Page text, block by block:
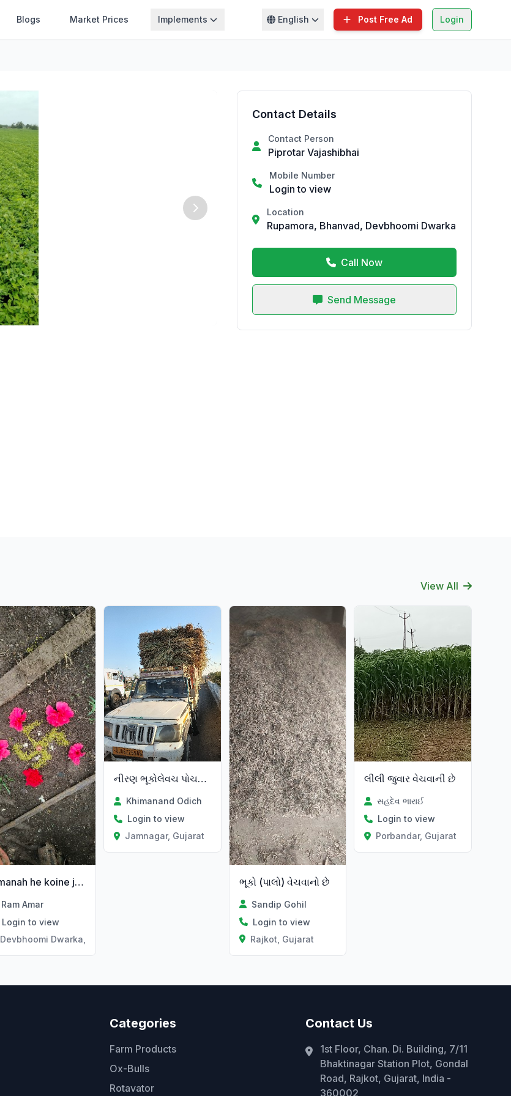
Blogs Market Prices Implements English Post Free Ad Login
Contact Details
Contact Person
Piprotar Vajashibhai
Mobile Number
Login to view
Location
Rupamora, Bhanvad, Devbhoomi Dwarka
Call Now
Send Message
View All
4 manah he koine jarur hoito
Ram Amar
Login to view
Devbhoomi Dwarka, Gujarat
નીરણ ભૂકોલેવચ પોચના ભાવમા જામનગર
Khimanand Odich
Login to view
Jamnagar, Gujarat
ભૂકો (પાલો) વેચવાનો છે
Sandip Gohil
Login to view
Rajkot, Gujarat
લીલી જુવાર વેચવાની છે
સહદેવ ભારાઈ
Login to view
Porbandar, Gujarat
Categories
Farm Products
Ox-Bulls
Rotavator
Contact Us
1st Floor, Chan. Di. Building, 7/11
Bhaktinagar Station Plot, Gondal
Road, Rajkot, Gujarat, India -
360002